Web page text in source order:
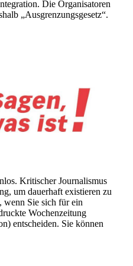
Die Organisatoren
„Ausgrenzungsgesetz“.
Kritischer Journalismus
um dauerhaft existieren zu
wenn Sie sich für ein
Wochenzeitung
entscheiden. Sie können